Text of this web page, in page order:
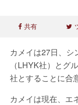
共有
カメイは27日、シ
（LHYK社）とグ
社とすることに合
カメイは現在、エ